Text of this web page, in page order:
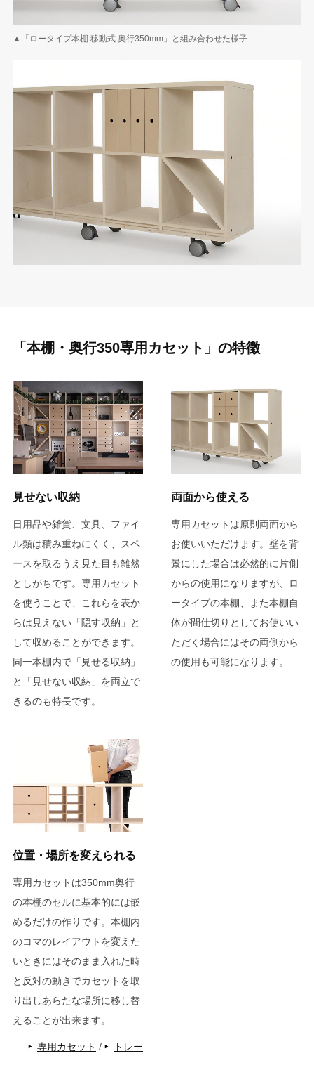
▲「ロータイプ本棚 移動式 奥行350mm」と組み合わせた様子
「本棚・奥行350専用カセット」の特徴
見せない収納
日用品や雑貨、文具、ファイ
ル類は積み重ねにくく、スペ
ースを取るうえ見た目も雑然
としがちです。専用カセット
を使うことで、これらを表か
らは見えない「隠す収納」と
して収めることができます。
同一本棚内で「見せる収納」
と「見せない収納」を両立で
きるのも特長です。
両面から使える
専用カセットは原則両面から
お使いいただけます。壁を背
景にした場合は必然的に片側
からの使用になりますが、ロ
ータイプの本棚、また本棚自
体が間仕切りとしてお使いい
ただく場合にはその両側から
の使用も可能になります。
位置・場所を変えられる
専用カセットは350mm奥行
の本棚のセルに基本的には嵌
めるだけの作りです。本棚内
のコマのレイアウトを変えた
いときにはそのまま入れた時
と反対の動きでカセットを取
り出しあらたな場所に移し替
えることが出来ます。
専用カセット / トレー